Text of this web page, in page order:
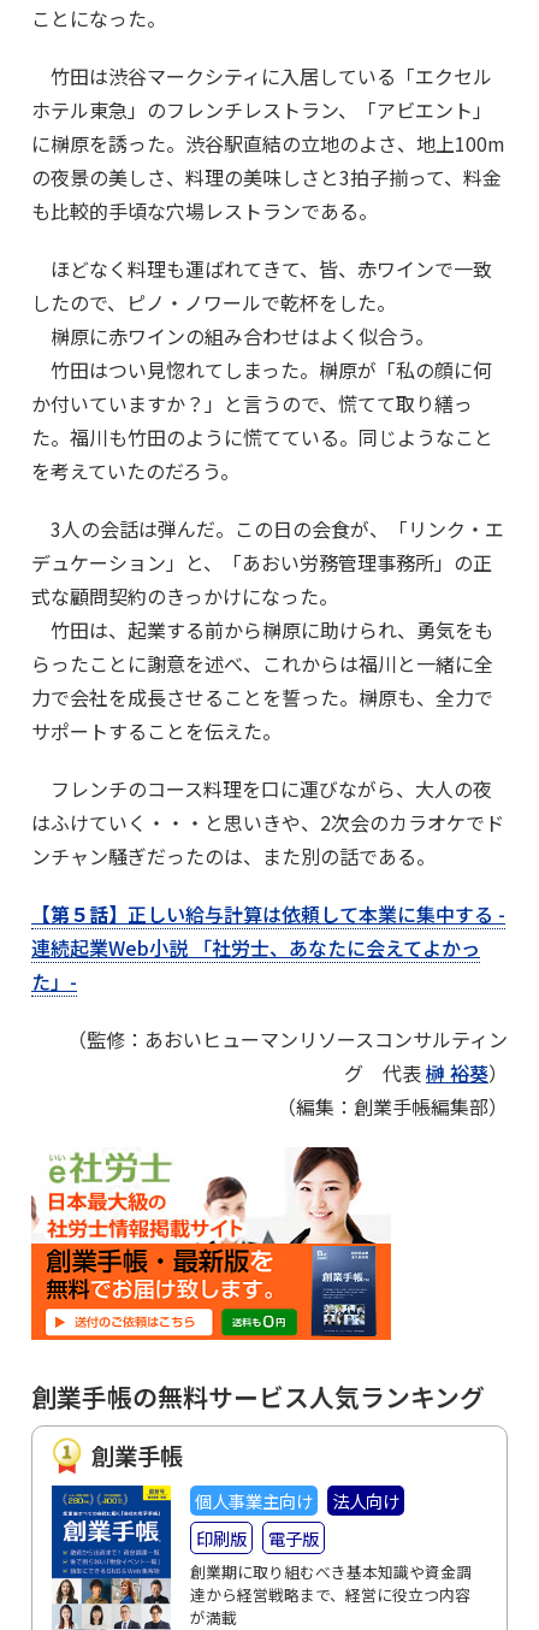
ことになった。
竹田は渋谷マークシティに入居している「エクセル
ホテル東急」のフレンチレストラン、「アビエント」
に榊原を誘った。渋谷駅直結の立地のよさ、地上100m
の夜景の美しさ、料理の美味しさと3拍子揃って、料金
も比較的手頃な穴場レストランである。
ほどなく料理も運ばれてきて、皆、赤ワインで一致
したので、ピノ・ノワールで乾杯をした。
榊原に赤ワインの組み合わせはよく似合う。
竹田はつい見惚れてしまった。榊原が「私の顔に何
か付いていますか？」と言うので、慌てて取り繕っ
た。福川も竹田のように慌てている。同じようなこと
を考えていたのだろう。
3人の会話は弾んだ。この日の会食が、「リンク・エ
デュケーション」と、「あおい労務管理事務所」の正
式な顧問契約のきっかけになった。
竹田は、起業する前から榊原に助けられ、勇気をも
らったことに謝意を述べ、これからは福川と一緒に全
力で会社を成長させることを誓った。榊原も、全力で
サポートすることを伝えた。
フレンチのコース料理を口に運びながら、大人の夜
はふけていく・・・と思いきや、2次会のカラオケでド
ンチャン騒ぎだったのは、また別の話である。
【第５話】 正しい給与計算は依頼して本業に集中する -
連続起業Web小説 「社労士、あなたに会えてよかっ
た」-
（監修：あおいヒューマンリソースコンサルティン
グ 代表榊 裕葵）
（編集：創業手帳編集部）
創業手帳の無料サービス人気ランキング
創業手帳
個人事業主向け
法人向け
印刷版
電子版
創業期に取り組むべき基本知識や資金調
達から経営戦略まで、経営に役立つ内容
が満載